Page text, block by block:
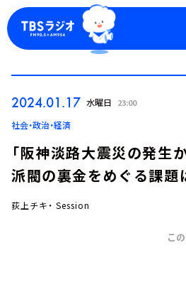
2024.01.17 水曜日 23:00
社会・政治・経済
「阪神淡路大震災の発生
派閥の裏金をめぐる課題
荻上チキ・ Session
こ